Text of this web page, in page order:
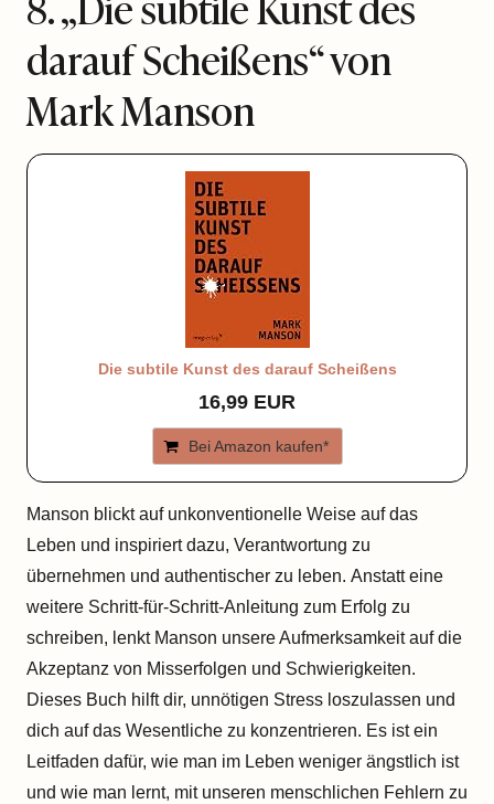
darauf Scheißens“ von
Mark Manson
Die subtile Kunst des darauf Scheißens
16,99 EUR
Bei Amazon kaufen*
Manson blickt auf unkonventionelle Weise auf das
Leben und inspiriert dazu, Verantwortung zu
übernehmen und authentischer zu leben. Anstatt eine
weitere Schritt-für-Schritt-Anleitung zum Erfolg zu
schreiben, lenkt Manson unsere Aufmerksamkeit auf die
Akzeptanz von Misserfolgen und Schwierigkeiten.
Dieses Buch hilft dir, unnötigen Stress loszulassen und
dich auf das Wesentliche zu konzentrieren. Es ist ein
Leitfaden dafür, wie man im Leben weniger ängstlich ist
und wie man lernt, mit unseren menschlichen Fehlern zu